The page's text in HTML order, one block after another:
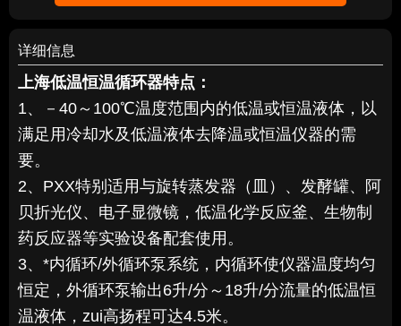
详细信息
上海低温恒温循环器特点：
1、－40～100℃温度范围内的低温或恒温液体，以
满足用冷却水及低温液体去降温或恒温仪器的需
要。
2、PXX特别适用与旋转蒸发器（皿）、发酵罐、阿
贝折光仪、电子显微镜，低温化学反应釜、生物制
药反应器等实验设备配套使用。
3、*内循环/外循环泵系统，内循环使仪器温度均匀
恒定，外循环泵输出6升/分～18升/分流量的低温恒
温液体，zui高扬程可达4.5米。